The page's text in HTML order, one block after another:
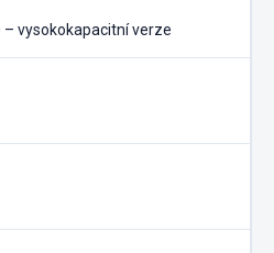
vysokokapacitní verze